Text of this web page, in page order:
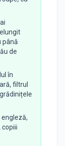
până
de
în
filtrul
copiii